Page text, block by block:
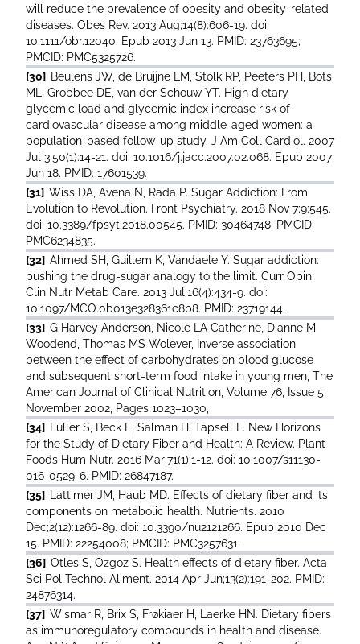
will reduce the prevalence of obesity and obesity-related
diseases. Obes Rev. 2013 Aug;14(8):606-19. doi:
10.1111/obr.12040. Epub 2013 Jun 13. PMID: 23763695;
PMCID: PMC5325726.
[30] Beulens JW, de Bruijne LM, Stolk RP, Peeters PH, Bots
ML, Grobbee DE, van der Schouw YT. High dietary
glycemic load and glycemic index increase risk of
cardiovascular disease among middle-aged women: a
population-based follow-up study. J Am Coll Cardiol. 2007
Jul 3;50(1):14-21. doi: 10.1016/j.jacc.2007.02.068. Epub 2007
Jun 18. PMID: 17601539.
[31] Wiss DA, Avena N, Rada P. Sugar Addiction: From
Evolution to Revolution. Front Psychiatry. 2018 Nov 7;9:545.
doi: 10.3389/fpsyt.2018.00545. PMID: 30464748; PMCID:
PMC6234835.
[32] Ahmed SH, Guillem K, Vandaele Y. Sugar addiction:
pushing the drug-sugar analogy to the limit. Curr Opin
Clin Nutr Metab Care. 2013 Jul;16(4):434-9. doi:
10.1097/MCO.0b013e328361c8b8. PMID: 23719144.
[33] G Harvey Anderson, Nicole LA Catherine, Dianne M
Woodend, Thomas MS Wolever, Inverse association
between the effect of carbohydrates on blood glucose
and subsequent short-term food intake in young men, The
American Journal of Clinical Nutrition, Volume 76, Issue 5,
November 2002, Pages 1023–1030,
[34] Fuller S, Beck E, Salman H, Tapsell L. New Horizons
for the Study of Dietary Fiber and Health: A Review. Plant
Foods Hum Nutr. 2016 Mar;71(1):1-12. doi: 10.1007/s11130-
016-0529-6. PMID: 26847187.
[35]
Lattimer JM, Haub MD. Effects of dietary fiber and its
components on metabolic health. Nutrients. 2010
Dec;2(12):1266-89. doi: 10.3390/nu2121266. Epub 2010 Dec
15. PMID: 22254008; PMCID: PMC3257631.
[36] Otles S, Ozgoz S. Health effects of dietary fiber. Acta
Sci Pol Technol Aliment. 2014 Apr-Jun;13(2):191-202. PMID:
24876314.
[37] Wismar R, Brix S, Frøkiaer H, Laerke HN. Dietary fibers
as immunoregulatory compounds in health and disease.